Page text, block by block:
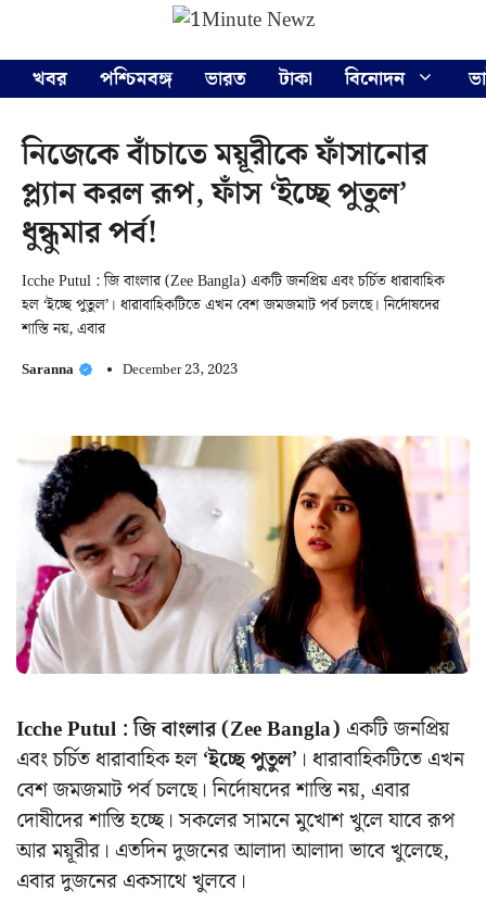
content
খবর
পশ্চিমবঙ্গ ভারত টাকা বিনোদন
নিজেকে বাঁচাতে ময়ূরীকে ফাঁসানোর
প্ল্যান করল রূপ, ফাঁস ‘ইচ্ছে পুতুল’
ধুন্ধুমার পর্ব!
Icche Putul : জি বাংলার (Zee Bangla) একটি জনপ্রিয় এবং চর্চিত ধারাবাহিক
হল ‘ইচ্ছে পুতুল’। ধারাবাহিকটিতে এখন বেশ জমজমাট পর্ব চলছে। নির্দোষদের
শাস্তি নয়, এবার
Saranna December 23, 2023
Icche Putul : জি বাংলার (Zee Bangla) একটি জনপ্রিয়
এবং চর্চিত ধারাবাহিক হল‘ইচ্ছে পুতুল’ । ধারাবাহিকটিতে এখন
বেশ জমজমাট পর্ব চলছে। নির্দোষদের শাস্তি নয়, এবার
দোষীদের শাস্তি হচ্ছে। সকলের সামনে মুখোশ খুলে যাবে রূপ
আর ময়ূরীর। এতদিন দুজনের আলাদা আলাদা ভাবে খুলেছে,
এবার দুজনের একসাথে খুলবে।